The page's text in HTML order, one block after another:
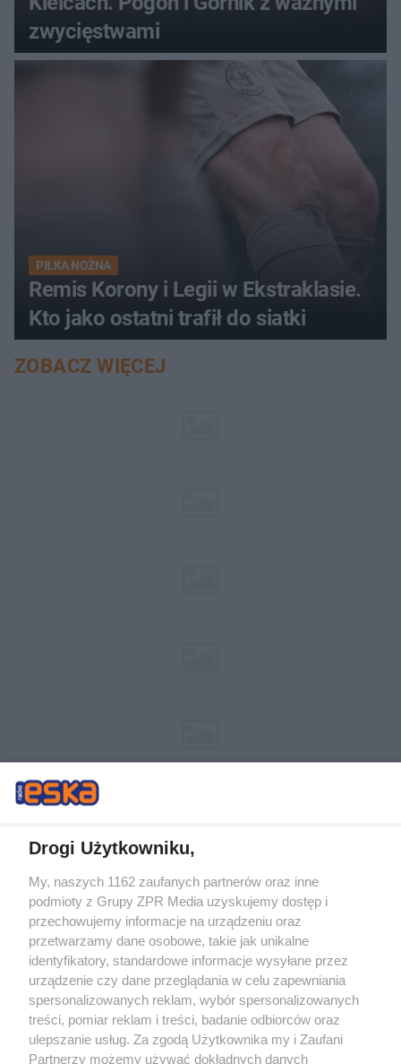
zwycięstwami
PIŁKA NOŻNA
Remis Korony i Legii w Ekstraklasie.
Kto jako ostatni trafił do siatki
ZOBACZ WIĘCEJ
Żaden utwór zamieszczony w serwisie nie może być powielany i
rozpowszechniany lub dalej rozpowszechniany w jakikolwiek sposób (w
tym także elektroniczny lub mechaniczny) na jakimkolwiek polu
eksploatacji w jakiejkolwiek formie, włącznie z umieszczaniem w Internecie
bez pisemnej zgody właściciela praw. Jakiekolwiek użycie lub
wykorzystanie utworów w całości lub w części z naruszeniem prawa, tzn.
bez właściwej zgody, jest zabronione pod groźbą kary i może być ścigane
prawnie.
Drogi Użytkowniku,
My, naszych 1162 zaufanych partnerów oraz inne
podmioty z Grupy ZPR Media uzyskujemy dostęp i
przechowujemy informacje na urządzeniu oraz
przetwarzamy dane osobowe, takie jak unikalne
identyfikatory, standardowe informacje wysyłane przez
urządzenie czy dane przeglądania w celu zapewniania
spersonalizowanych reklam, wybór spersonalizowanych
treści, pomiar reklam i treści, badanie odbiorców oraz
ulepszanie usług. Za zgodą Użytkownika my i Zaufani
Partnerzy możemy używać dokładnych danych